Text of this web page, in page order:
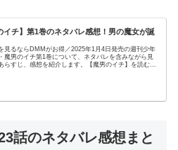
イチ】第1巻のネタバレ感想！男の魔女が誕
見るならDMMがお得／2025年1月4日発売の週刊少年
魔男のイチ第1巻について、ネタバレを含みながら見
らすじ、感想を紹介します。【魔男のイチ】を読むの
話のネタバレ感想まと